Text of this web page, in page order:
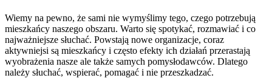
Wiemy na pewno, że sami nie wymyślimy tego, czego potrzebują
mieszkańcy naszego obszaru. Warto się spotykać, rozmawiać i co
najważniejsze słuchać. Powstają nowe organizacje, coraz
aktywniejsi są mieszkańcy i często efekty ich działań przerastają
wyobrażenia nasze ale także samych pomysłodawców. Dlatego
należy słuchać, wspierać, pomagać i nie przeszkadzać.